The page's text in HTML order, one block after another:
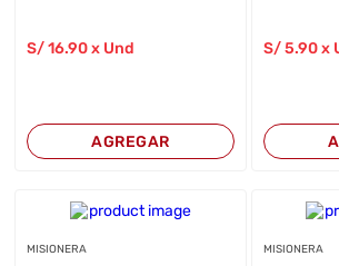
S/16.90 x Und
AGREGAR
S/5.90x
MISIONERA MISIONERA